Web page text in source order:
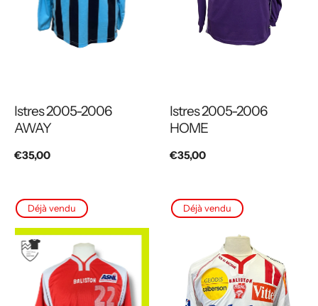
Istres 2005-2006
AWAY
Prix
€35,00
Istres 2005-2006
HOME
Prix
€35,00
Déjà vendu Déjà vendu